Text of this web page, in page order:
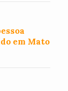
em Mato